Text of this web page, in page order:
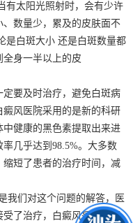
有太阳光照射时，会有少许
数量少，累及的皮肤面不
是白斑大小 还是白斑数量都
身一半以上的皮
要及时治疗，避免白斑病
风医院采用的是新的科研
健康的黑色素提取出来进
几乎达到98.5%。大多数
短了患者的治疗时间，减
们对这个问题的解答，医
了治疗，白癜风是完全可